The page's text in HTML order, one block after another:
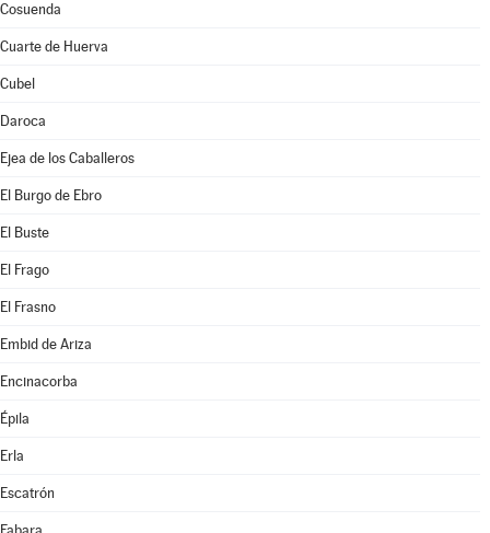
Cosuenda
Cuarte de Huerva
Cubel
Daroca
Ejea de los Caballeros
El Burgo de Ebro
El Buste
El Frago
El Frasno
Embid de Ariza
Encinacorba
Épila
Erla
Escatrón